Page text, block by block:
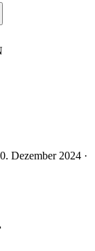
Dezember 2024 ·